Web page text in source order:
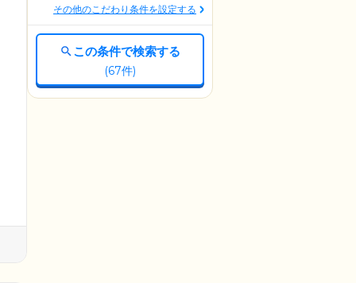
その他のこだわり条件を設定する
この条件で検索する
(67件)